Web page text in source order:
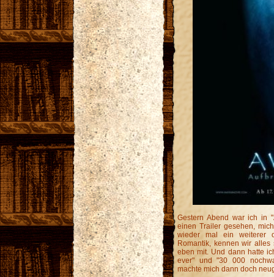
Gestern Abend war ich in
einen Trailer gesehen,
wieder mal ein weiterer
Romantik, kennen wir
eben mit. Und dann hatte
ever" und "30 000
machte mich dann doch